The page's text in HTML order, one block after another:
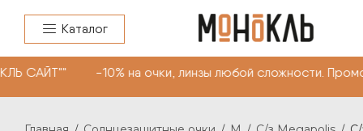
Каталог
-10% на очки, линзы любой